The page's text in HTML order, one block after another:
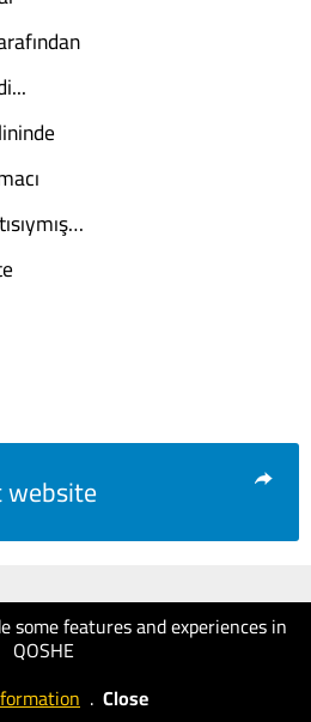
some features and experiences in
QOSHE
. Close